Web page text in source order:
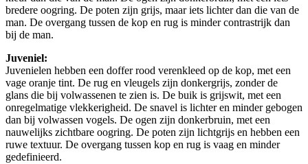
bredere oogring. De poten zijn grijs, maar iets lichter dan die van de
man. De overgang tussen de kop en rug is minder contrastrijk dan
bij de man.
Juveniel:
Juvenielen hebben een doffer rood verenkleed op de kop, met een
vage oranje tint. De rug en vleugels zijn donkergrijs, zonder de
glans die bij volwassenen te zien is. De buik is grijswit, met een
onregelmatige vlekkerigheid. De snavel is lichter en minder gebogen
dan bij volwassen vogels. De ogen zijn donkerbruin, met een
nauwelijks zichtbare oogring. De poten zijn lichtgrijs en hebben een
ruwe textuur. De overgang tussen kop en rug is vaag en minder
gedefinieerd.